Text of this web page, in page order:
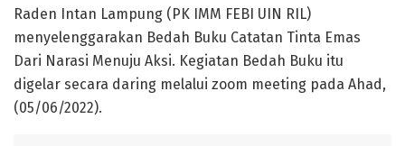
Raden Intan Lampung (PK IMM FEBI UIN RIL)
menyelenggarakan Bedah Buku Catatan Tinta Emas
Dari Narasi Menuju Aksi. Kegiatan Bedah Buku itu
digelar secara daring melalui zoom meeting pada Ahad,
(05/06/2022).